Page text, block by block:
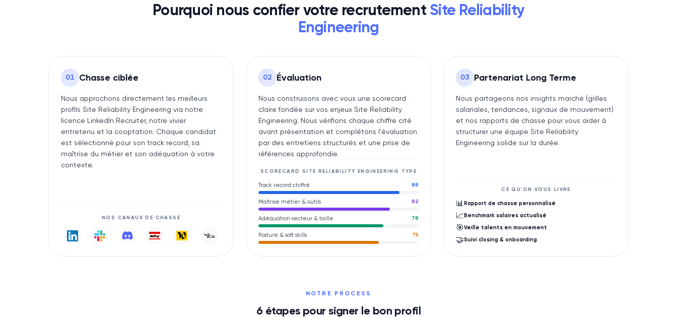
Typology
Pourquoi nous confier votre recrutement Site Reliability
Engineering
01 Chasse ciblée
Nous approchons directement les meilleurs
profils Site Reliability Engineering via notre
licence LinkedIn Recruiter, notre vivier
entretenu et la cooptation. Chaque candidat
est sélectionné pour son track record, sa
maîtrise du métier et son adéquation à votre
contexte.
NOS CANAUX DE CHASSE
02 Évaluation
Nous construisons avec vous une scorecard
claire fondée sur vos enjeux Site Reliability
Engineering. Nous vérifions chaque chiffre cité
avant présentation et complétons l'évaluation
par des entretiens structurés et une prise de
références approfondie.
SCORECARD SITE RELIABILITY ENGINEERING TYPE
Track record chiffré 88
Maîtrise métier & outils 82
Adéquation secteur & taille 78
Posture & soft skills 75
03 Partenariat Long Terme
Nous partageons nos insights marché (grilles
salariales, tendances, signaux de mouvement)
et nos rapports de chasse pour vous aider à
structurer une équipe Site Reliability
Engineering solide sur la durée.
CE QU'ON VOUS LIVRE
📊 Rapport de chasse personnalisé
📈Benchmark salaires actualisé
🎯Veille talents en mouvement
🤝Suivi closing & onboarding
NOTRE PROCESS
6 étapes pour signer le bon profil